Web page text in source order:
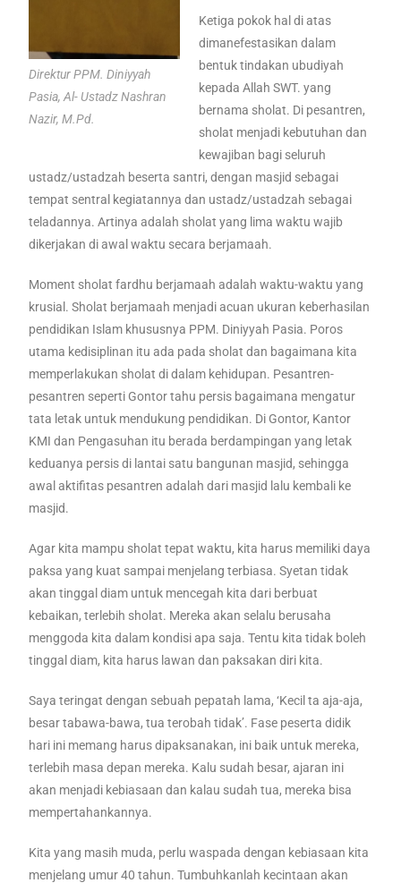
Direktur PPM. Diniyyah
Pasia, Al- Ustadz Nashran
Nazir, M.Pd.
Ketiga pokok hal di atas
dimanefestasikan dalam
bentuk tindakan ubudiyah
kepada Allah SWT. yang
bernama sholat. Di pesantren,
sholat menjadi kebutuhan dan
kewajiban bagi seluruh
ustadz/ustadzah beserta santri, dengan masjid sebagai
tempat sentral kegiatannya dan ustadz/ustadzah sebagai
teladannya. Artinya adalah sholat yang lima waktu wajib
dikerjakan di awal waktu secara berjamaah.
Moment sholat fardhu berjamaah adalah waktu-waktu yang
krusial. Sholat berjamaah menjadi acuan ukuran keberhasilan
pendidikan Islam khususnya PPM. Diniyyah Pasia. Poros
utama kedisiplinan itu ada pada sholat dan bagaimana kita
memperlakukan sholat di dalam kehidupan. Pesantren-
pesantren seperti Gontor tahu persis bagaimana mengatur
tata letak untuk mendukung pendidikan. Di Gontor, Kantor
KMI dan Pengasuhan itu berada berdampingan yang letak
keduanya persis di lantai satu bangunan masjid, sehingga
awal aktifitas pesantren adalah dari masjid lalu kembali ke
masjid.
Agar kita mampu sholat tepat waktu, kita harus memiliki daya
paksa yang kuat sampai menjelang terbiasa. Syetan tidak
akan tinggal diam untuk mencegah kita dari berbuat
kebaikan, terlebih sholat. Mereka akan selalu berusaha
menggoda kita dalam kondisi apa saja. Tentu kita tidak boleh
tinggal diam, kita harus lawan dan paksakan diri kita.
Saya teringat dengan sebuah pepatah lama, ‘Kecil ta aja-aja,
besar tabawa-bawa, tua terobah tidak’. Fase peserta didik
hari ini memang harus dipaksanakan, ini baik untuk mereka,
terlebih masa depan mereka. Kalu sudah besar, ajaran ini
akan menjadi kebiasaan dan kalau sudah tua, mereka bisa
mempertahankannya.
Kita yang masih muda, perlu waspada dengan kebiasaan kita
menjelang umur 40 tahun. Tumbuhkanlah kecintaan akan